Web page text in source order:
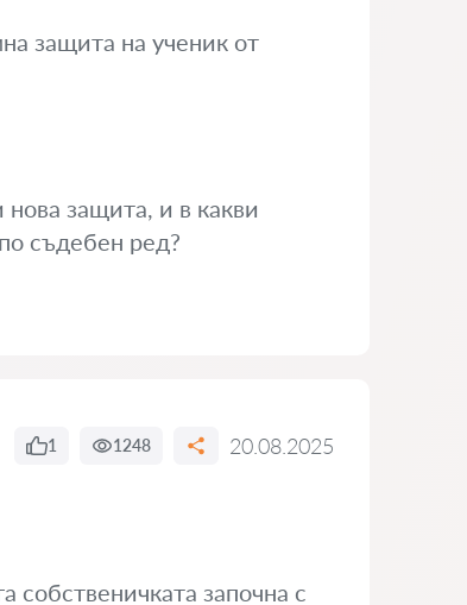
защита на ученик от
защита, и в какви
съдебен ред?
1 1248 20.08.2025
започна с